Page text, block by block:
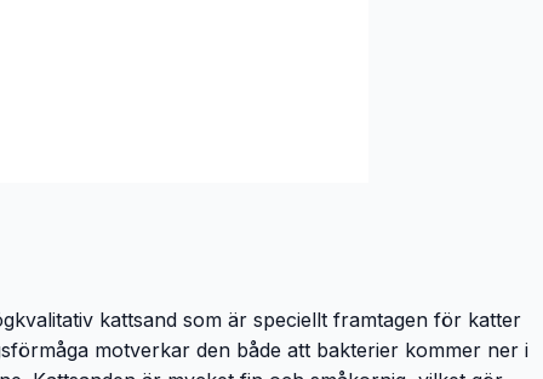
kattsand som är speciellt framtagen för katter
motverkar den både att bakterier kommer ner i